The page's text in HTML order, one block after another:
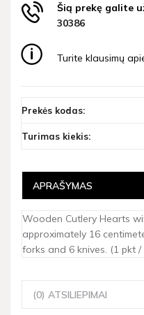
Šią prekę galite
30386
Turite klausimų
Prekės kodas:
Turimas kiekis:
APRAŠYMAS
Wooden Cutlery Hearts
approximately 16
forks and 6 knives. (1 pkt /
(0) ATSILIEPIMAI